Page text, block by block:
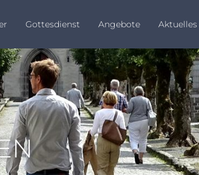
Gottesdienst Angebote Aktuelles